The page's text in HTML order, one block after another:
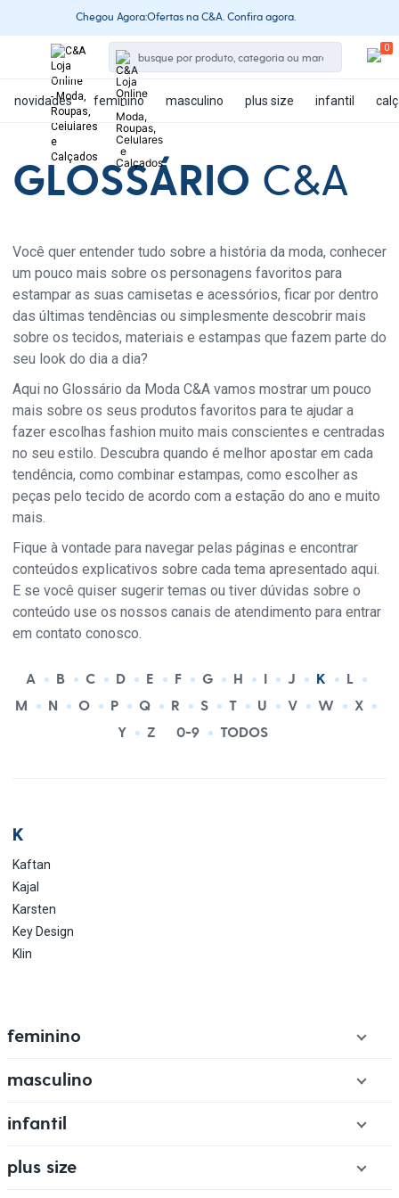
Chegou Agora:Ofertas na C&A. Confira agora.
novidades feminino masculino plus size infantil
GLOSSÁRIO C&A
Você quer entender tudo sobre a história da moda, conhecer
um pouco mais sobre os personagens favoritos para
estampar as suas camisetas e acessórios, ficar por dentro
das últimas tendências ou simplesmente descobrir mais
sobre os tecidos, materiais e estampas que fazem parte do
seu look do dia a dia?
Aqui no Glossário da Moda C&A vamos mostrar um pouco
mais sobre os seus produtos favoritos para te ajudar a
fazer escolhas fashion muito mais conscientes e centradas
no seu estilo. Descubra quando é melhor apostar em cada
tendência, como combinar estampas, como escolher as
peças pelo tecido de acordo com a estação do ano e muito
mais.
Fique à vontade para navegar pelas páginas e encontrar
conteúdos explicativos sobre cada tema apresentado aqui.
E se você quiser sugerir temas ou tiver dúvidas sobre o
conteúdo use os nossos canais de atendimento para entrar
em contato conosco.
A B C D E F G H I J K
L
M
N O P Q R S T U V W
X
Y
Z 0-9 TODOS
K
Kaftan
Kajal
Karsten
Key Design
Klin
feminino
blusas
vestidos
moda praia
masculino
camisetas
bermudas
infantil
bodies
plus size